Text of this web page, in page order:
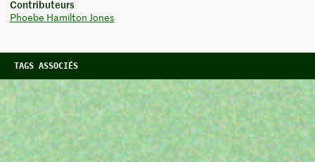
Contributeurs
Phoebe Hamilton Jones
TAGS ASSOCIÉS